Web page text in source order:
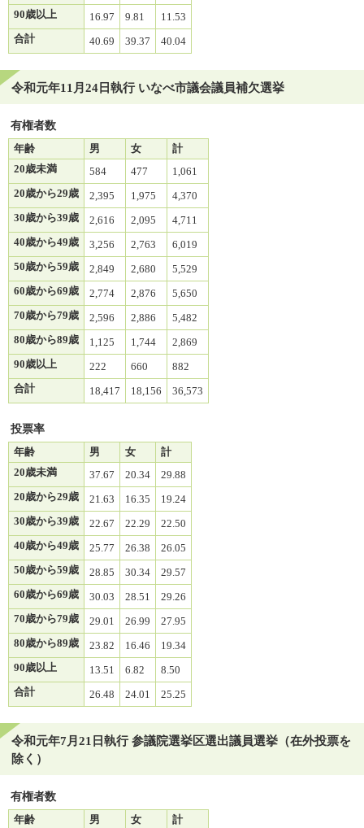
90歳以上
16.97 9.81
11.53
合計
40.69 39.37 40.04
令和元年11月24日執行 いなべ市議会議員補欠選挙
有権者数
年齢
男 女
計
20歳未満
584 477
1,061
20歳から29歳
2,395 1,975
4,370
30歳から39歳
2,616 2,095
4,711
40歳から49歳
3,256 2,763
6,019
50歳から59歳
2,849 2,680
5,529
60歳から69歳
2,774 2,876
5,650
70歳から79歳
2,596 2,886
5,482
80歳から89歳
1,125 1,744
2,869
90歳以上
222 660
882
合計
18,417 18,156 36,573
投票率
年齢
男 女
計
20歳未満
37.67 20.34
29.88
20歳から29歳
21.63 16.35
19.24
30歳から39歳
22.67 22.29
22.50
40歳から49歳
25.77 26.38
26.05
50歳から59歳
28.85 30.34
29.57
60歳から69歳
30.03 28.51
29.26
70歳から79歳
29.01 26.99
27.95
80歳から89歳
23.82 16.46
19.34
90歳以上
13.51 6.82
8.50
合計
26.48 24.01 25.25
令和元年7月21日執行 参議院選挙区選出議員選挙（在外投票を
除く）
有権者数
年齢
男 女
計